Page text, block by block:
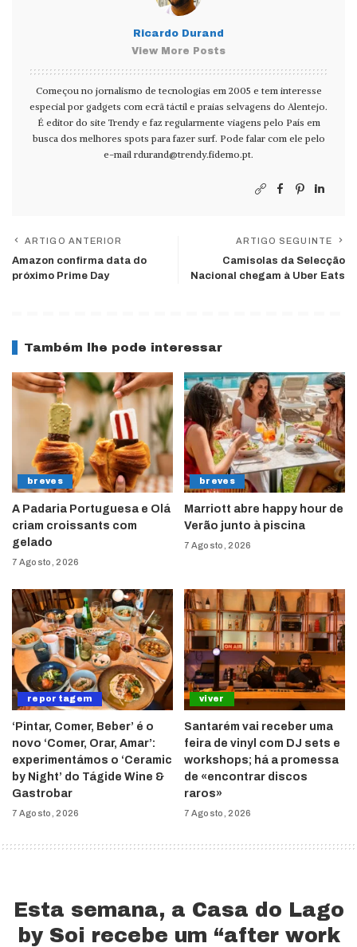
Ricardo Durand
View More Posts
Começou no jornalismo de tecnologias em 2005 e tem interesse
especial por gadgets com ecrã táctil e praias selvagens do Alentejo.
É editor do site Trendy e faz regularmente viagens pelo País em
busca dos melhores spots para fazer surf. Pode falar com ele pelo
e-mail rdurand@trendy.fidemo.pt.
ARTIGO ANTERIOR
Amazon confirma data do
próximo Prime Day
ARTIGO SEGUINTE
Camisolas da Selecção
Nacional chegam à Uber Eats
Também lhe pode interessar
breves
A Padaria Portuguesa e Olá
criam croissants com
gelado
7 Agosto, 2026
breves
Marriott abre happy hour de
Verão junto à piscina
7 Agosto, 2026
reportagem
‘Pintar, Comer, Beber’ é o
novo ‘Comer, Orar, Amar’:
experimentámos o ‘Ceramic
by Night’ do Tágide Wine &
Gastrobar
7 Agosto, 2026
viver
Santarém vai receber uma
feira de vinyl com DJ sets e
workshops; há a promessa
de «encontrar discos
raros»
7 Agosto, 2026
Esta semana, a Casa do Lago
by Soi recebe um “after work